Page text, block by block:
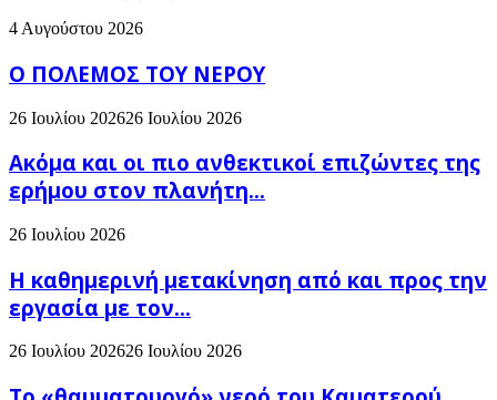
4 Αυγούστου 2026
Ο ΠΟΛΕΜΟΣ ΤΟΥ ΝΕΡΟΥ
26 Ιουλίου 202626 Ιουλίου 2026
Ακόμα και οι πιο ανθεκτικοί επιζώντες της
ερήμου στον πλανήτη...
26 Ιουλίου 2026
H καθημερινή μετακίνηση από και προς την
εργασία με τον...
26 Ιουλίου 202626 Ιουλίου 2026